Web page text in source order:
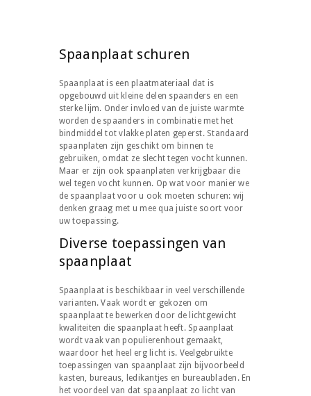
Spaanplaat schuren
Spaanplaat is een plaatmateriaal dat is
opgebouwd uit kleine delen spaanders en een
sterke lijm. Onder invloed van de juiste warmte
worden de spaanders in combinatie met het
bindmiddel tot vlakke platen geperst. Standaard
spaanplaten zijn geschikt om binnen te
gebruiken, omdat ze slecht tegen vocht kunnen.
Maar er zijn ook spaanplaten verkrijgbaar die
wel tegen vocht kunnen. Op wat voor manier we
de spaanplaat voor u ook moeten schuren: wij
denken graag met u mee qua juiste soort voor
uw toepassing.
Diverse toepassingen van
spaanplaat
Spaanplaat is beschikbaar in veel verschillende
varianten. Vaak wordt er gekozen om
spaanplaat te bewerken door de lichtgewicht
kwaliteiten die spaanplaat heeft. Spaanplaat
wordt vaak van populierenhout gemaakt,
waardoor het heel erg licht is. Veelgebruikte
toepassingen van spaanplaat zijn bijvoorbeeld
kasten, bureaus, ledikantjes en bureaubladen. En
het voordeel van dat spaanplaat zo licht van